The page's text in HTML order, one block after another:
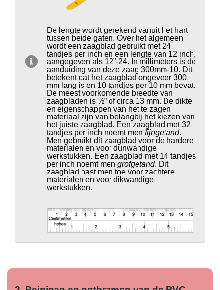
De lengte wordt gerekend vanuit het hart
tussen beide gaten. Over het algemeen
wordt een zaagblad gebruikt met 24
tandjes per inch en een lengte van 12 inch,
aangegeven als 12”-24. In millimeters is de
aanduiding van deze zaag 300mm-10. Dit
betekent dat het zaagblad ongeveer 300
mm lang is en 10 tandjes per 10 mm bevat.
De meest voorkomende breedte van
zaagbladen is ½” of circa 13 mm. De dikte
en eigenschappen van het te zagen
materiaal zijn van belangbij het kiezen van
het juiste zaagblad. Een zaagblad met 32
tandjes per inch noemt men fijngetand.
Men gebruikt dit zaagblad voor de hardere
materialen en voor dunwandige
werkstukken. Een zaagblad met 14 tandjes
per inch noemt men grofgetand. Dit
zaagblad past men toe voor zachtere
materialen en voor dikwandige
werkstukken.